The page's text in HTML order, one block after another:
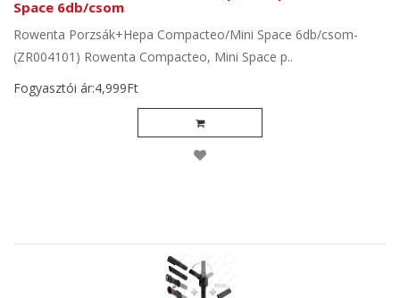
Space 6db/csom
Rowenta Porzsák+Hepa Compacteo/Mini Space 6db/csom-
(ZR004101) Rowenta Compacteo, Mini Space p..
Fogyasztói ár:4,999Ft